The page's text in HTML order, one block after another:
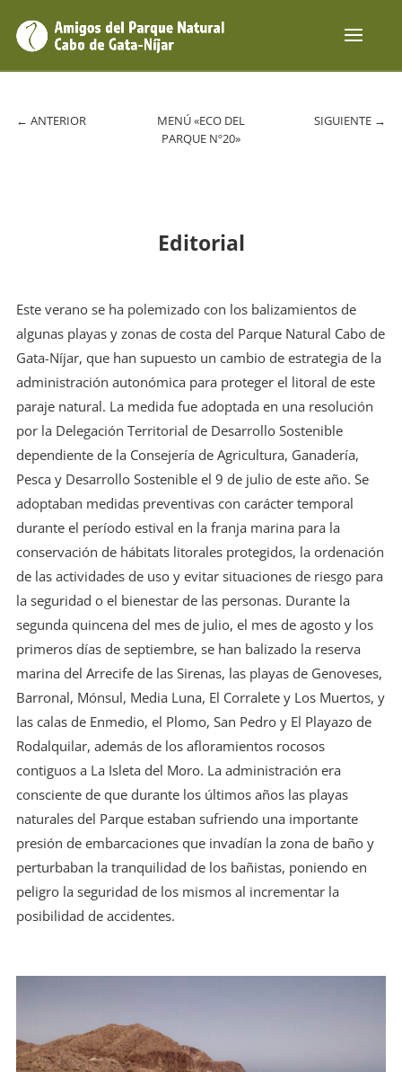
← ANTERIOR
MENÚ «ECO DEL
PARQUE Nº20»
SIGUIENTE →
Editorial
Este verano se ha polemizado con los balizamientos de
algunas playas y zonas de costa del Parque Natural Cabo de
Gata-Níjar, que han supuesto un cambio de estrategia de la
administración autonómica para proteger el litoral de este
paraje natural. La medida fue adoptada en una resolución
por la Delegación Territorial de Desarrollo Sostenible
dependiente de la Consejería de Agricultura, Ganadería,
Pesca y Desarrollo Sostenible el 9 de julio de este año. Se
adoptaban medidas preventivas con carácter temporal
durante el período estival en la franja marina para la
conservación de hábitats litorales protegidos, la ordenación
de las actividades de uso y evitar situaciones de riesgo para
la seguridad o el bienestar de las personas. Durante la
segunda quincena del mes de julio, el mes de agosto y los
primeros días de septiembre, se han balizado la reserva
marina del Arrecife de las Sirenas, las playas de Genoveses,
Barronal, Mónsul, Media Luna, El Corralete y Los Muertos, y
las calas de Enmedio, el Plomo, San Pedro y El Playazo de
Rodalquilar, además de los afloramientos rocosos
contiguos a La Isleta del Moro. La administración era
consciente de que durante los últimos años las playas
naturales del Parque estaban sufriendo una importante
presión de embarcaciones que invadían la zona de baño y
perturbaban la tranquilidad de los bañistas, poniendo en
peligro la seguridad de los mismos al incrementar la
posibilidad de accidentes.